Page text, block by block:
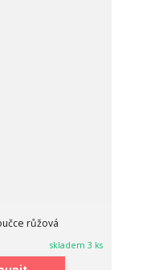
růžová
skladem 3 ks